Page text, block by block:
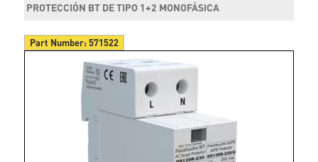
PROTECCIÓN BT DE TIPO 1+2 MONOFÁSICA
Part Number:571522